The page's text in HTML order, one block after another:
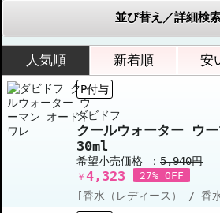
並び替え／詳細検
人気順 新着順 安
P付与
ダビドフ
クールウォーター ウ
30ml
希望小売価格 ： 5,940円
￥ 4,323 27% OFF
[香水（レディース） / 香